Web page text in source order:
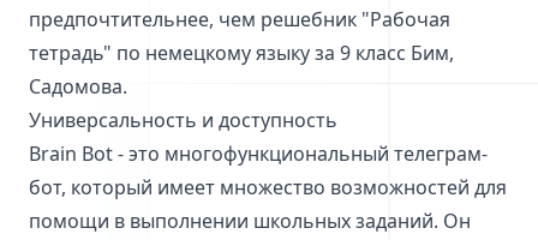
предпочтительнее, чем решебник "Рабочая
тетрадь" по немецкому языку за 9 класс Бим,
Садомова.
Универсальность и доступность
Brain Bot - это многофункциональный телеграм-
бот, который имеет множество возможностей для
помощи в выполнении школьных заданий. Он